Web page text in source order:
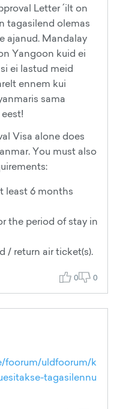
Letter ´ilt on
tagasilend olemas
ajanud. Mandalay
Yangoon kuid ei
ei lastud meid
ennem kui
sama
Visa alone does
You must also
least 6 months
the period of stay in
/ return air ticket(s).
0 0
foorum/uldfoorum/k
tagasilennu